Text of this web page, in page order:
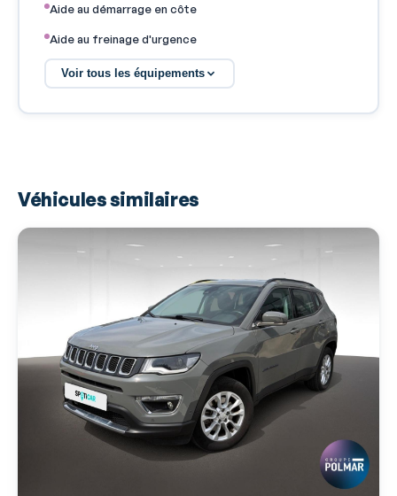
Aide au démarrage en côte
Aide au freinage d'urgence
Airbag conducteur
Airbags rideaux AR
Antipatinage
Appel d'Assistance Localisé
Appel d'Urgence Localisé
Appui-tête conducteur réglable hauteur
Appui-tête passager réglable en hauteur
Assistance de maintien de trajectoire
Bacs de portes avant
Banquette 60/40
Voir tous les équipements
Véhicules similaires